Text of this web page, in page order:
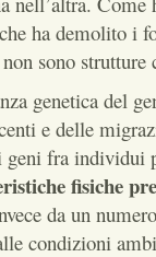
ha demolito i
sono strutture
genetica del
e delle
fra individui
fisiche
da un
condizioni